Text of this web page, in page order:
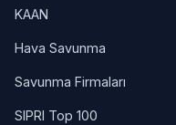
KAAN
Hava Savunma
Savunma Firmaları
SIPRI Top 100